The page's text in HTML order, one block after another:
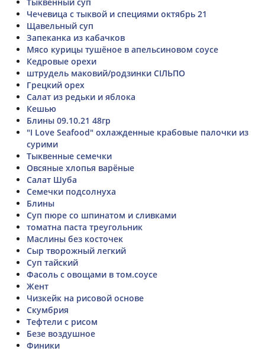
Чечевица с тыквой и специями октябрь 21
Щавельный суп
Запеканка из кабачков
Мясо курицы тушёное в апельсиновом соусе
Кедровые орехи
штрудель маковий/родзинки СІЛЬПО
Грецкий орех
Салат из редьки и яблока
Кешью
Блины 09.10.21 48гр
"I Love Seafood" охлажденные крабовые палочки из
сурими
Тыквенные семечки
Овсяные хлопья варёные
Салат Шуба
Семечки подсолнуха
Блины
Суп пюре со шпинатом и сливками
томатна паста треугольник
Маслины без косточек
Сыр творожный легкий
Суп тайский
Фасоль с овощами в том.соусе
Жент
Чизкейк на рисовой основе
Скумбрия
Тефтели с рисом
Безе воздушное
Финики